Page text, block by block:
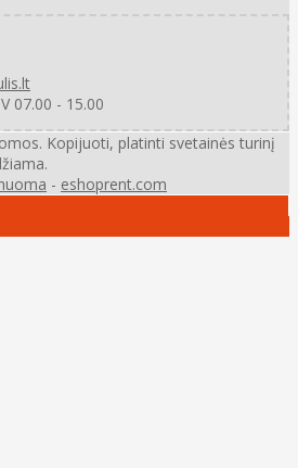
07.00 - 15.00
Kopijuoti, platinti svetainės turinį
- eshoprent.com